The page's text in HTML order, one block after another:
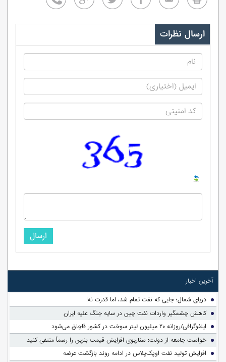
ارسال نظرات
ارسال
آخرین اخبار
دریای شمال؛ جایی که نفت تمام شد، اما قدرت نه!
کاهش چشمگیر واردات نفت چین در سایه جنگ علیه ایران
اینفوگرافی/روزانه ۲۰ میلیون لیتر سوخت در کشور قاچاق می‌شود
خواست جامعه از دولت: سناریوی افزایش قیمت بنزین را رسماً منتفی کنید
افزایش تولید نفت اوپک‌پلاس در ادامه روند بازگشت عرضه